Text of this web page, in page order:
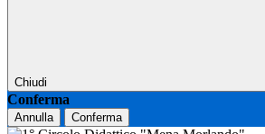
Chiudi
Conferma
Annulla Conferma